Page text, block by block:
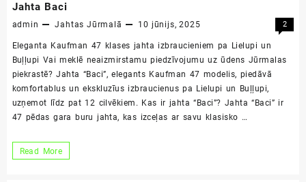
Jahta Baci
admin Jahtas Jūrmalā 10 jūnijs, 2025 2
Eleganta Kaufman 47 klases jahta izbraucieniem pa Lielupi un
Buļļupi Vai meklē neaizmirstamu piedzīvojumu uz ūdens Jūrmalas
piekrastē? Jahta “Baci”, elegants Kaufman 47 modelis, piedāvā
komfortablus un ekskluzīus izbraucienus pa Lielupi un Buļļupi,
uzņemot līdz pat 12 cilvēkiem. Kas ir jahta “Baci”? Jahta “Baci” ir
47 pēdas gara buru jahta, kas izceļas ar savu klasisko …
Jahta
Read More